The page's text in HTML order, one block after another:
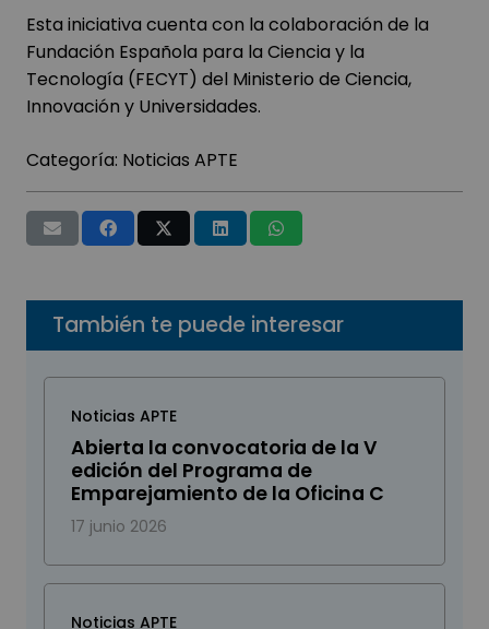
Esta iniciativa cuenta con la colaboración de la
Fundación Española para la Ciencia y la
Tecnología (FECYT) del Ministerio de Ciencia,
Innovación y Universidades.
Categoría: Noticias APTE
También te puede interesar
Noticias APTE
Abierta la convocatoria de la V
edición del Programa de
Emparejamiento de la Oficina C
17 junio 2026
Noticias APTE